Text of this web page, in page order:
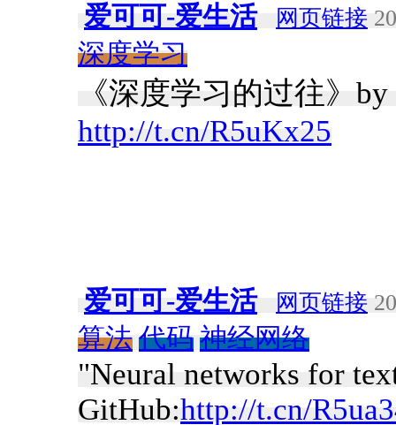
爱可可-爱生活 网页链接
深度学习
《深度学习的过往》
http://t.cn/R5uKx25
爱可可-爱生活 网页链接
算法 代码 神经网络
"Neural networks for
GitHub:http://t.cn/